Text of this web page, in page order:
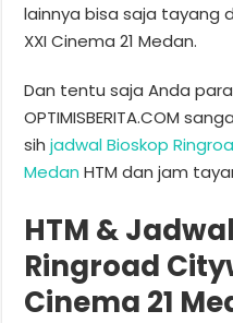
lainnya bisa saja tayang
XXI Cinema 21 Medan.
Dan tentu saja Anda
OPTIMISBERITA.COM
sihjadwal Bioskop
Medan HTM dan jam
HTM &
Ringroad
Cinema 21